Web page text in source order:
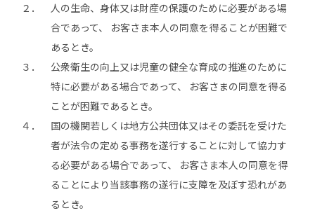
２．
人の生命、身体又は財産の保護のために必要がある場
合であって、 お客さま本人の同意を得ることが困難で
あるとき。
３．
公衆衛生の向上又は児童の健全な育成の推進のために
特に必要がある場合であって、 お客さまの同意を得る
ことが困難であるとき。
４．
国の機関若しくは地方公共団体又はその委託を受けた
者が法令の定める事務を遂行することに対して協力す
る必要がある場合であって、 お客さま本人の同意を得
ることにより当該事務の遂行に支障を及ぼす恐れがあ
るとき。